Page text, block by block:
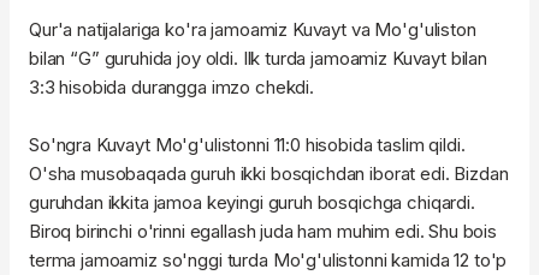
Qur'a natijalariga ko'ra jamoamiz Kuvayt va Mo'g'uliston
bilan “G” guruhida joy oldi. Ilk turda jamoamiz Kuvayt bilan
3:3 hisobida durangga imzo chekdi.
So'ngra Kuvayt Mo'g'ulistonni 11:0 hisobida taslim qildi.
O'sha musobaqada guruh ikki bosqichdan iborat edi. Bizdan
guruhdan ikkita jamoa keyingi guruh bosqichga chiqardi.
Biroq birinchi o'rinni egallash juda ham muhim edi. Shu bois
terma jamoamiz so'nggi turda Mo'g'ulistonni kamida 12 to'p